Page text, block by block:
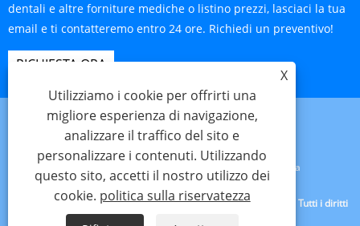
dentali e altre forniture mediche o listino prezzi, lasciaci la tua
email e ti contatteremo entro 24 ore. Richiedi un preventivo!
RICHIESTA ORA
RSS politica sulla riservatezza
Copyright © 2025 Tianjin Hanteng Shengye Technology Co., Ltd. Tutti i diritti
X
Utilizziamo i cookie per offrirti una
migliore esperienza di navigazione,
analizzare il traffico del sito e
personalizzare i contenuti. Utilizzando
questo sito, accetti il ​​nostro utilizzo dei
cookie. politica sulla riservatezza